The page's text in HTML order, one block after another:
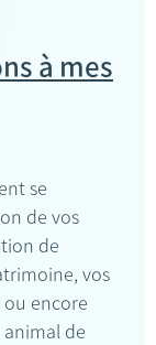
à mes
se
de vos
de
vos
encore
de